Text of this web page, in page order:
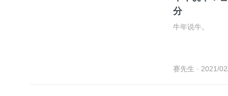
分
牛年说牛。
赛先生 · 2021/